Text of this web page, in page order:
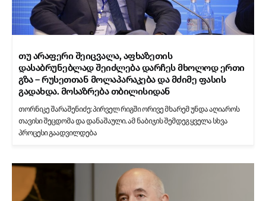
თუ არაფერი შეიცვალა, აფხაზეთის
დასაბრუნებლად შეიძლება დარჩეს მხოლოდ ერთი
გზა – რუსეთთან მოლაპარაკება და მძიმე ფასის
გადახდა. მოსაზრება თბილისიდან
თორნიკე შარაშენიძე: პირველ რიგში ორივე მხარემ უნდა აღიაროს
თავისი შეცდომა და დანაშაული. ამ ნაბიჯის შემდეგ ყველა სხვა
პროცესი გაადვილდება